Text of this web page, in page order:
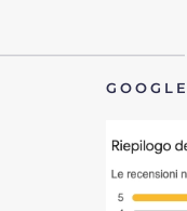
GOOGLE